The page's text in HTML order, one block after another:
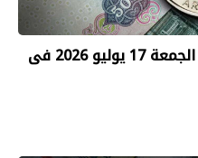
سعر الدرهم الإماراتى اليوم الجمعة 17 يوليو 2026 فى